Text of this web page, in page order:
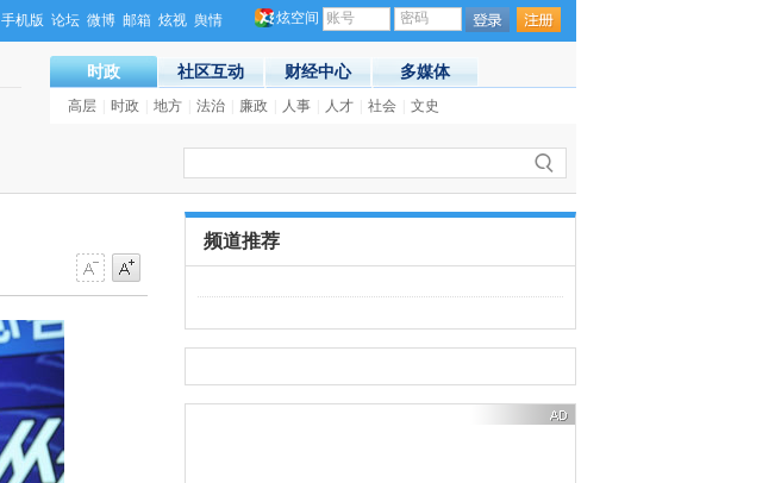
炫空间 账号 密码
手机版 论坛 微博 邮箱 炫视 舆情
布什对决罗姆尼？美国总统选战似已提前打响(14:13)
时政 社区互动 财经中心 多媒体
高层 时政 地方 法治 廉政 人事 人才 社会 文史
频道推荐